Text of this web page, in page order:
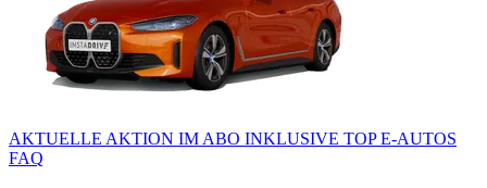
AKTUELLE AKTION IM ABO INKLUSIVE TOP E-AUTOS
FAQ